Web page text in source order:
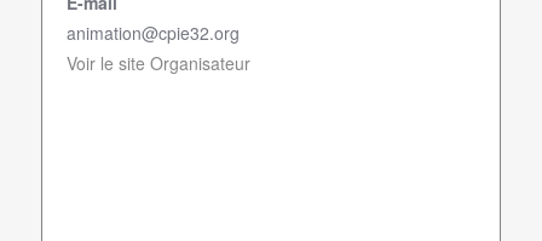
animation@cpie32.org
Voir le site Organisateur